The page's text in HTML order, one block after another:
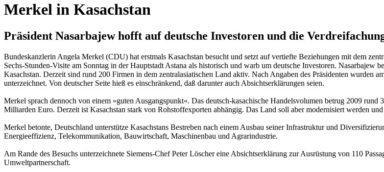
Merkel in Kasachstan
Präsident Nasarbajew hofft auf deutsche Investoren und die
Bundeskanzlerin Angela Merkel (CDU) hat erstmals Kasachstan besucht und setzt auf vertiefte Beziehungen mit dem
Sechs-Stunden-Visite am Sonntag in der Hauptstadt Astana als historisch und warb um deutsche Investoren.
Kasachstan. Derzeit sind rund 200 Firmen in dem zentralasiatischen Land aktiv. Nach Angaben des Präsidenten wurden
unterzeichnet. Von deutscher Seite hieß es einschränkend, daß darunter auch Absichtserklärungen seien.
Merkel sprach dennoch von einem »guten Ausgangspunkt«. Das deutsch-kasachische Handelsvolumen betrug 2009
Milliarden Euro. Derzeit ist Kasachstan stark von Rohstoffexporten abhängig. Das Land soll aber modernisiert werden
Merkel betonte, Deutschland unterstütze Kasachstans Bestreben nach einem Ausbau seiner Infrastruktur und
Energieeffizienz, Telekommunikation, Bauwirtschaft, Maschinenbau und Agrarindustrie.
Am Rande des Besuchs unterzeichnete Siemens-Chef Peter Löscher eine Absichtserklärung zur Ausrüstung von 110
Umweltpartnerschaft.